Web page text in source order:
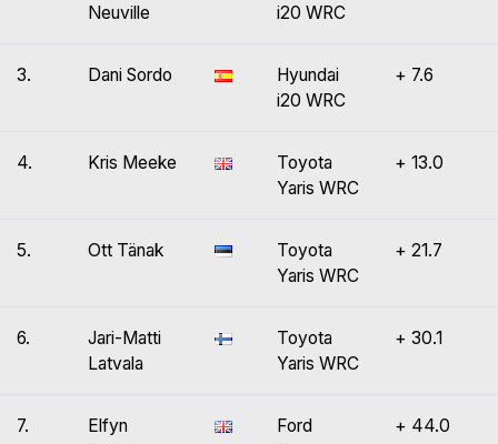
Neuville
i20 WRC
3. Dani Sordo
Hyundai
i20 WRC
+ 7.6
4. Kris Meeke
Toyota
Yaris WRC
+ 13.0
5. Ott Tänak
Toyota
Yaris WRC
+ 21.7
6.
Jari-Matti
Latvala
Toyota
Yaris WRC
+ 30.1
7.
Elfyn
Ford
+ 44.0